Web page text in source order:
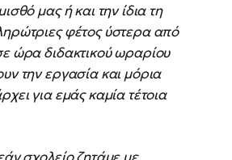
μας ή και την ίδια τη
φέτος ύστερα από
ώρα διδακτικού ωραρίου
την εργασία και μόρια
για εμάς καμία τέτοια